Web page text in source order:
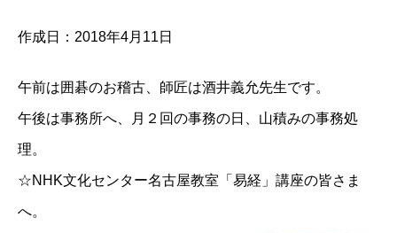
作成日：2018年4月11日
午前は囲碁のお稽古、師匠は酒井義允先生です。
午後は事務所へ、月２回の事務の日、山積みの事務処
理。
☆NHK文化センター名古屋教室「易経」講座の皆さま
へ。